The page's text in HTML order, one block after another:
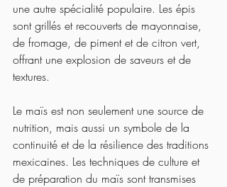
une autre spécialité populaire. Les épis
sont grillés et recouverts de mayonnaise,
de fromage, de piment et de citron vert,
offrant une explosion de saveurs et de
textures.
Le maïs est non seulement une source de
nutrition, mais aussi un symbole de la
continuité et de la résilience des traditions
mexicaines. Les techniques de culture et
de préparation du maïs sont transmises